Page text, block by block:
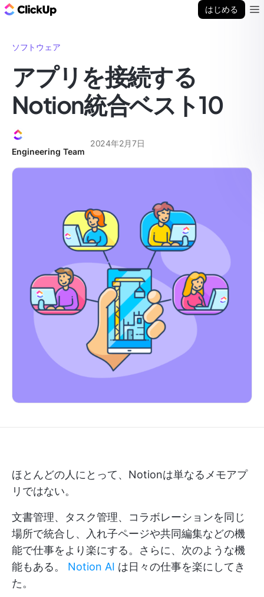
はじめる
ソフトウェア
アプリを接続する
Notion統合ベスト10
Engineering Team
2024年2月7日
ほとんどの人にとって、Notionは単なるメモアプ
リではない。
文書管理、タスク管理、コラボレーションを同じ
場所で統合し、入れ子ページや共同編集などの機
能で仕事をより楽にする。さらに、次のような機
能もある。 Notion AI は日々の仕事を楽にしてき
た。